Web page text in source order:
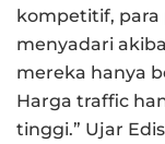
kompetitif, para
menyadari
mereka hanya
Harga traffic
tinggi.” Ujar